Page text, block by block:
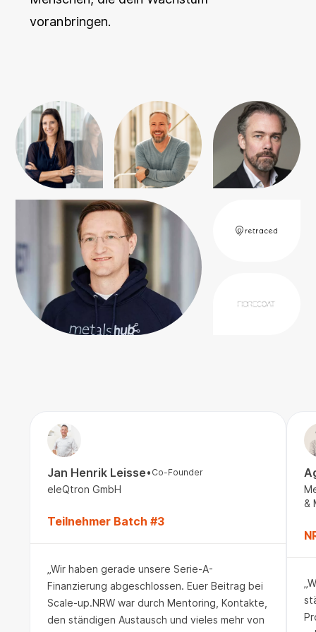
voranbringen.
Jan Henrik Leisse• Co-Founder
eleQtron GmbH
Teilnehmer Batch #3
„Wir haben gerade unsere Serie-A-
Finanzierung abgeschlossen. Euer Beitrag bei
Scale-up.NRW war durch Mentoring, Kontakte,
den ständigen Austausch und vieles mehr von
&